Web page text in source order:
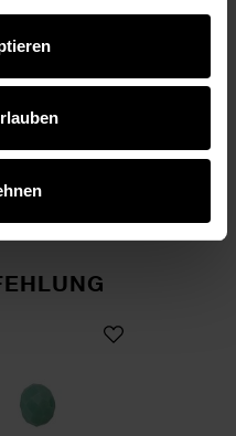
6mm 12 Stück
Glasschliff-Diskus